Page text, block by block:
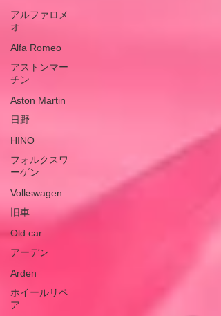
アルファロメ
オ
Alfa Romeo
アストンマー
チン
Aston Martin
日野
HINO
フォルクスワ
ーゲン
Volkswagen
旧車
Old car
アーデン
Arden
ホイールリペ
ア